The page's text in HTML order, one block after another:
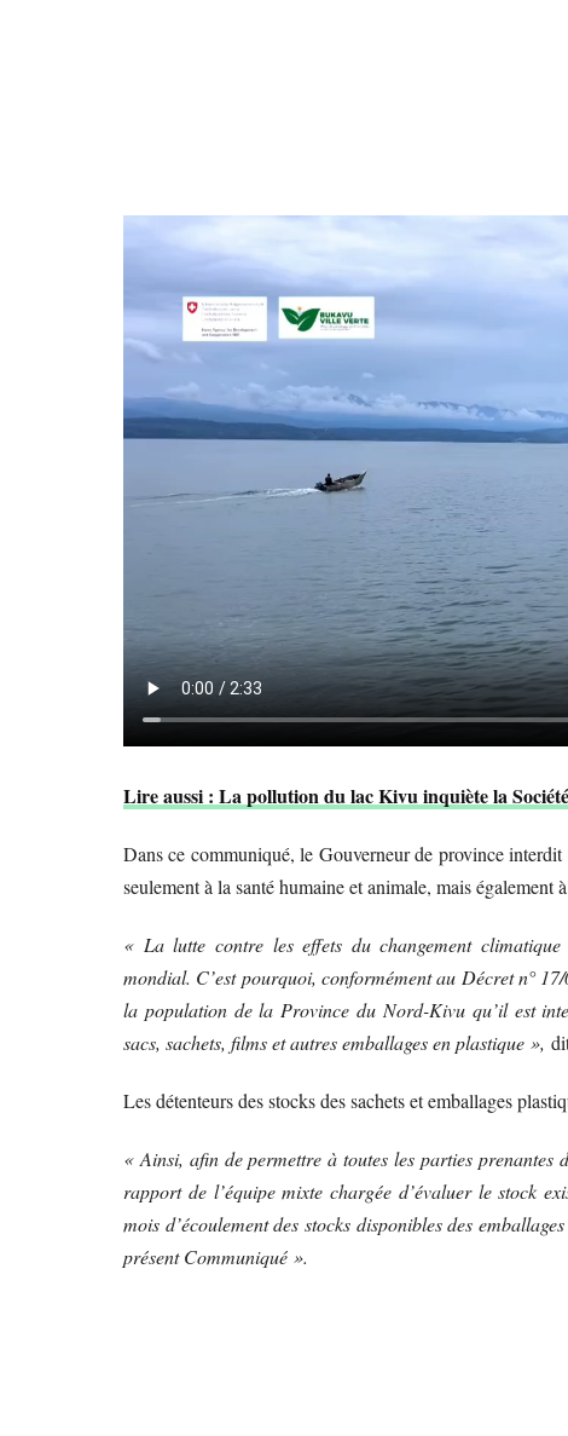
Lire aussi : La pollution du lac Kivu inquiète la
Dans ce communiqué, le Gouverneur de province
seulement à la santé humaine et animale, mais également
« La lutte contre les effets du changement climatique
mondial. C’est pourquoi, conformément au Décret n°
la population de la Province du Nord-Kivu qu’il est
sacs, sachets, films et autres emballages en plastique »,
Les détenteurs des stocks des sachets et emballages
« Ainsi, afin de permettre à toutes les parties prenantes
rapport de l’équipe mixte chargée d’évaluer le stock
mois d’écoulement des stocks disponibles des
présent Communiqué ».